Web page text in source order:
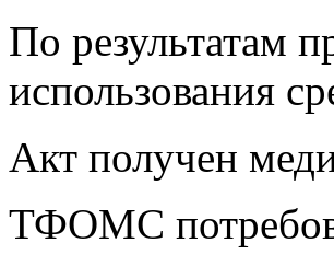
По результатам
использования
Акт получен
ТФОМС